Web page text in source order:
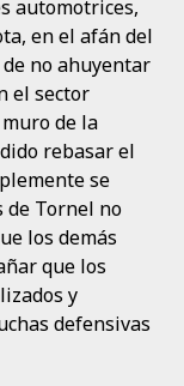
automotrices,
en el afán del
no ahuyentar
el sector
de la
rebasar el
se
Tornel no
los demás
que los
y
defensivas